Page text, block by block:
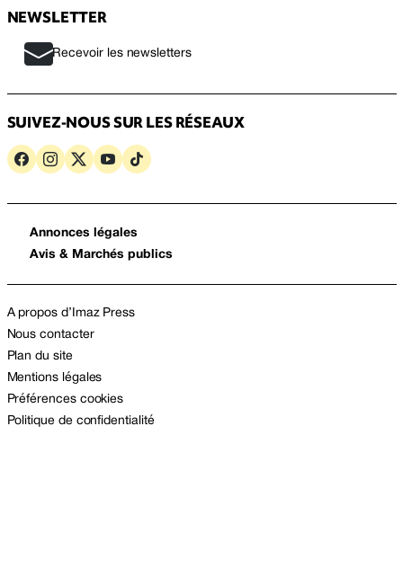
NEWSLETTER
Recevoir les newsletters
SUIVEZ-NOUS SUR LES RÉSEAUX
Annonces légales
Avis & Marchés publics
A propos d’Imaz Press
Nous contacter
Plan du site
Mentions légales
Préférences cookies
Politique de confidentialité